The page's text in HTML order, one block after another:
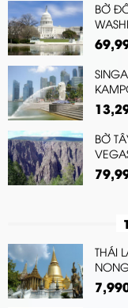
BỜ
DO)
BỜ
- SAN
THÁI
SKY)